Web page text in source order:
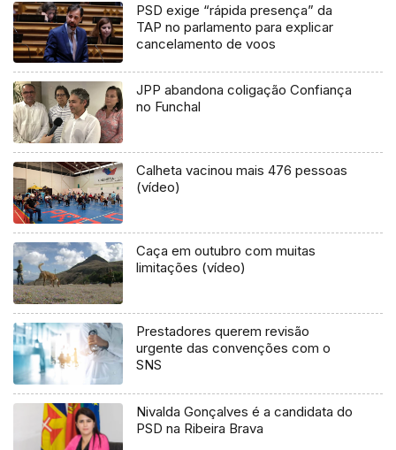
PSD exige “rápida presença” da
TAP no parlamento para explicar
cancelamento de voos
JPP abandona coligação Confiança
no Funchal
Calheta vacinou mais 476 pessoas
(vídeo)
Caça em outubro com muitas
limitações (vídeo)
Prestadores querem revisão
urgente das convenções com o
SNS
Nivalda Gonçalves é a candidata do
PSD na Ribeira Brava